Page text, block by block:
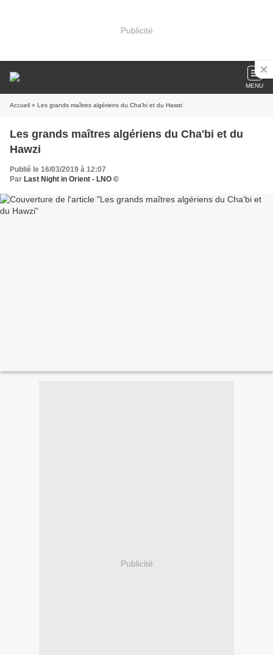
Publicité
MENU
Accueil » Les grands maîtres algériens du Cha'bi et du Hawzi
Les grands maîtres algériens du Cha'bi et du
Hawzi
Publié le 16/03/2019 à 12:07
Par Last Night in Orient - LNO ©
Publicité